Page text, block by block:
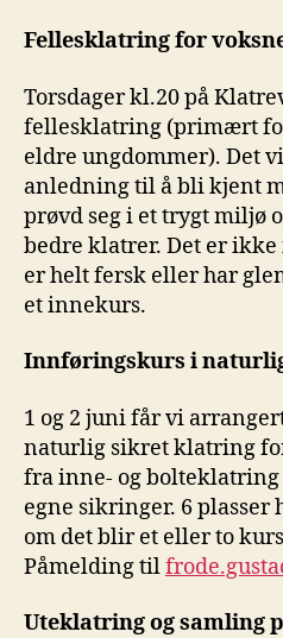
Fellesklatring for
Torsdager kl.20 på
fellesklatring (primært
eldre ungdommer). Det
anledning til å bli kjent
prøvd seg i et trygt miljø
bedre klatrer. Det er
er helt fersk eller har
et innekurs.
Innføringskurs i
1 og 2 juni får vi
naturlig sikret klatring
fra inne- og
egne sikringer. 6 plasser
om det blir et eller to
Påmelding til
Uteklatring og samling